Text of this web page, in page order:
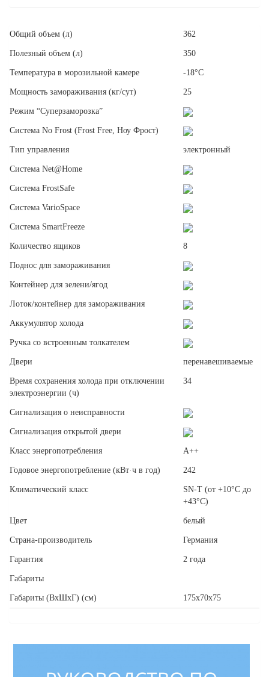
Общий объем (л) 362
Полезный объем (л) 350
Температура в морозильной камере -18°C
Мощность замораживания (кг/сут) 25
Режим “Суперзаморозка”
Система No Frost (Frost Free, Ноу Фрост)
Тип управления электронный
Система Net@Home
Система FrostSafe
Система VarioSpace
Система SmartFreeze
Количество ящиков 8
Поднос для замораживания
Контейнер для зелени/ягод
Лоток/контейнер для замораживания
Аккумулятор холода
Ручка со встроенным толкателем
Двери перенавешиваемые
Время сохранения холода при отключении
электроэнергии (ч)
34
Сигнализация о неисправности
Сигнализация открытой двери
Класс энергопотребления A++
Годовое энергопотребление (кВт·ч в год) 242
Климатический класс
SN-T (от +10°C до
+43°C)
Цвет белый
Страна-производитель Германия
Гарантия 2 года
Габариты
Габариты (ВxШxГ) (см) 175x70x75